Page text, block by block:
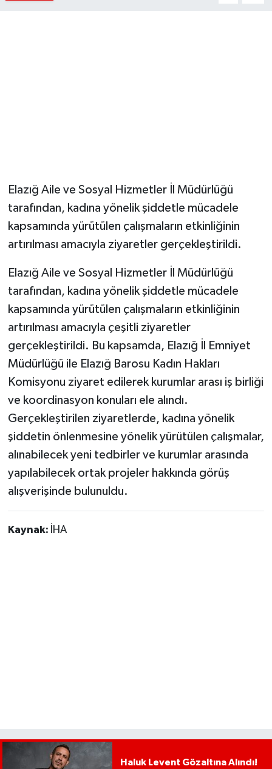
Elazığ Aile ve Sosyal Hizmetler İl Müdürlüğü
tarafından, kadına yönelik şiddetle mücadele
kapsamında yürütülen çalışmaların etkinliğinin
artırılması amacıyla ziyaretler gerçekleştirildi.
Elazığ Aile ve Sosyal Hizmetler İl Müdürlüğü
tarafından, kadına yönelik şiddetle mücadele
kapsamında yürütülen çalışmaların etkinliğinin
artırılması amacıyla çeşitli ziyaretler
gerçekleştirildi. Bu kapsamda, Elazığ İl Emniyet
Müdürlüğü ile Elazığ Barosu Kadın Hakları
Komisyonu ziyaret edilerek kurumlar arası iş birliği
ve koordinasyon konuları ele alındı.
Gerçekleştirilen ziyaretlerde, kadına yönelik
şiddetin önlenmesine yönelik yürütülen çalışmalar,
alınabilecek yeni tedbirler ve kurumlar arasında
yapılabilecek ortak projeler hakkında görüş
alışverişinde bulunuldu.
Kaynak: İHA
Haluk Levent Gözaltına Alındı!